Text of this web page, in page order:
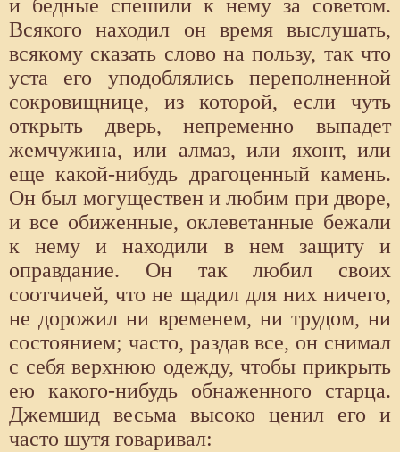
и бедные спешили к нему за советом.
Всякого находил он время выслушать,
всякому сказать слово на пользу, так что
уста его уподоблялись переполненной
сокровищнице, из которой, если чуть
открыть дверь, непременно выпадет
жемчужина, или алмаз, или яхонт, или
еще какой-нибудь драгоценный камень.
Он был могуществен и любим при дворе,
и все обиженные, оклеветанные бежали
к нему и находили в нем защиту и
оправдание. Он так любил своих
соотчичей, что не щадил для них ничего,
не дорожил ни временем, ни трудом, ни
состоянием; часто, раздав все, он снимал
с себя верхнюю одежду, чтобы прикрыть
ею какого-нибудь обнаженного старца.
Джемшид весьма высоко ценил его и
часто шутя говаривал: